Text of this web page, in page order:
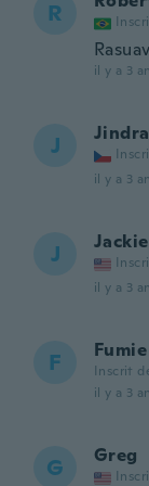
R
il y a 3
J Jindra
il y a 3
J Jackie
il y a 3
F Fumie
Inscrit
il y a 3
G Greg